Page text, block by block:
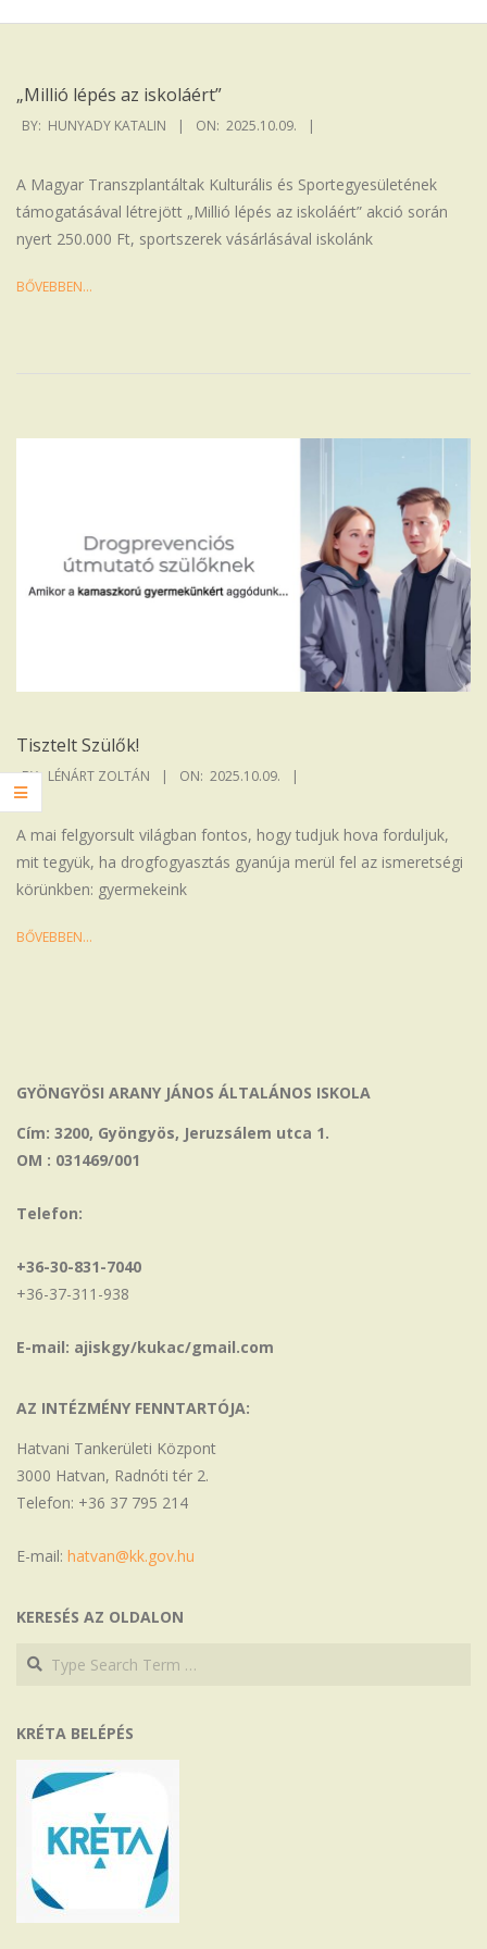
Iskola
„Millió lépés az iskoláért”
2025-
BY: HUNYADY KATALIN ON: 2025.10.09.
A Magyar Transzplantáltak Kulturális és Sportegyesületének
támogatásával létrejött „Millió lépés az iskoláért” akció során
nyert 250.000 Ft, sportszerek vásárlásával iskolánk
BŐVEBBEN…
Tisztelt Szülők!
2025-
10-
BY: LÉNÁRT ZOLTÁN ON: 2025.10.09.
A mai felgyorsult világban fontos, hogy tudjuk hova forduljuk,
mit tegyük, ha drogfogyasztás gyanúja merül fel az ismeretségi
körünkben: gyermekeink
BŐVEBBEN…
GYÖNGYÖSI ARANY JÁNOS ÁLTALÁNOS ISKOLA
Cím: 3200, Gyöngyös, Jeruzsálem utca 1.
OM : 031469/001
Telefon:
+36-30-831-7040
+36-37-311-938
E-mail: ajiskgy/kukac/gmail.com
AZ INTÉZMÉNY FENNTARTÓJA:
Hatvani Tankerületi Központ
3000 Hatvan, Radnóti tér 2.
Telefon: +36 37 795 214
E-mail: hatvan@kk.gov.hu
KERESÉS AZ OLDALON
Search
Search
KRÉTA BELÉPÉS